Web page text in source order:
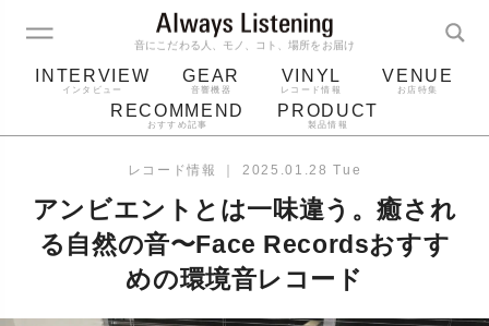
音にこだわる人、モノ、コト、場所をお届け
INTERVIEW
インタビュー
GEAR
音響機器
VINYL
レコード情報
VENUE
お店特集
RECOMMEND
おすすめ記事
PRODUCT
製品情報
ジャケット bluetooth アルバム
レコード針
レコード情報 ｜ 2025.01.28 Tue
アンビエントとは一味違う。癒され
る自然の音〜Face Recordsおすす
めの環境音レコード